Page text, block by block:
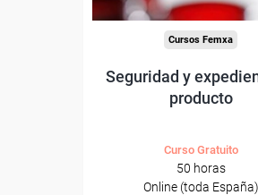
Cursos Femxa
Seguridad y
producto
Curso Gratuito
50 horas
Online (toda España)